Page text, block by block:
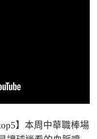
】本周中華職棒場